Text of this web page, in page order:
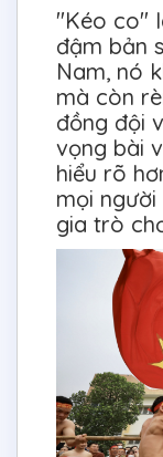
"Kéo co"
đậm bản
Nam, nó
mà còn
đồng đội
vọng bài
hiểu rõ
mọi
gia trò